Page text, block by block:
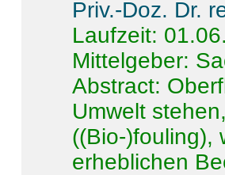
Priv.-Doz. Dr.
Laufzeit:
Mittelgeber:
Abstract:
Umwelt
((Bio-)fouling),
erheblichen